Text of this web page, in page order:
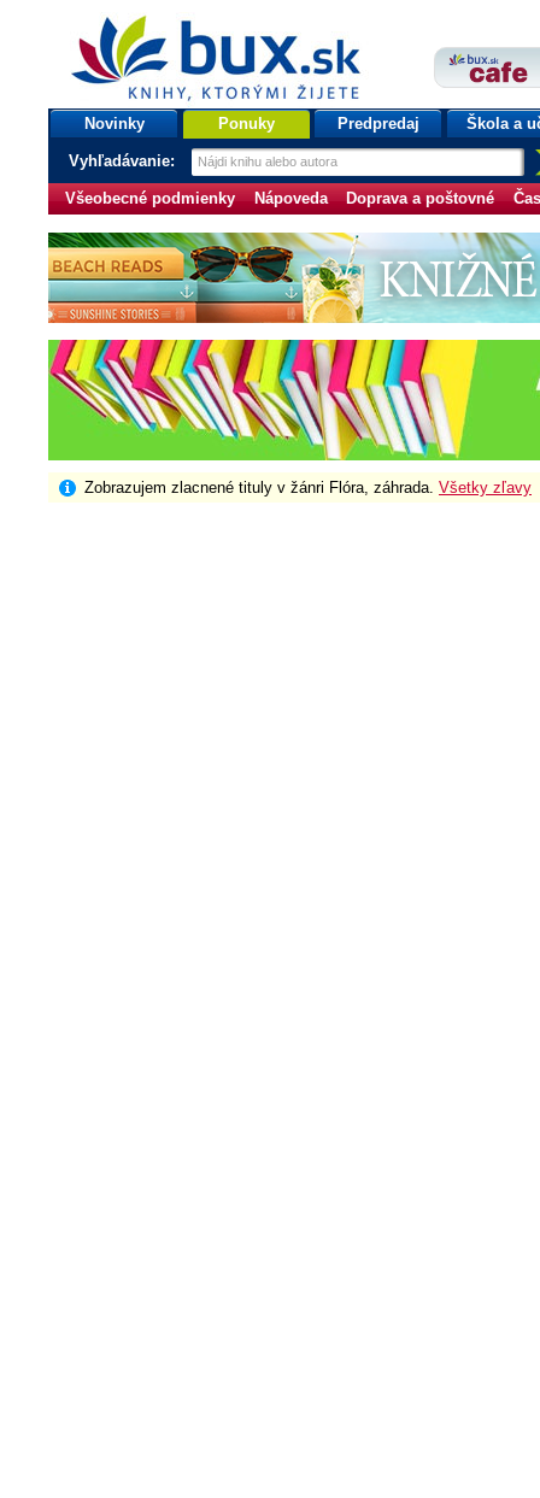
bux.sk
knihy, ktorými žijete
Úvodná stránka
Novinky Ponuky Predpredaj Škola a
Vyhľadávanie:
Všeobecné podmienky Nápoveda Doprava a poštovné
Zobrazujem zlacnené tituly v žánri Flóra, záhrada. Všetky zľavy